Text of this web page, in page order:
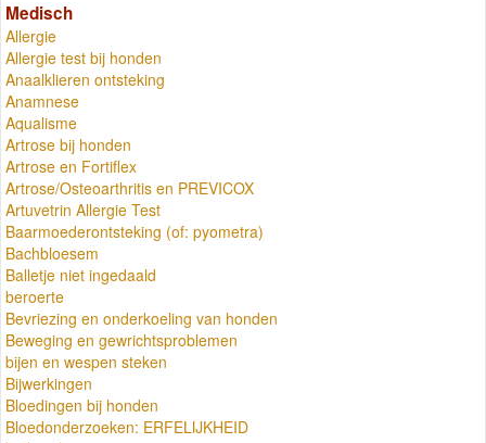
Medisch
Allergie
Allergie test bij honden
Anaalklieren ontsteking
Anamnese
Aqualisme
Artrose bij honden
Artrose en Fortiflex
Artrose/Osteoarthritis en PREVICOX
Artuvetrin Allergie Test
Baarmoederontsteking (of: pyometra)
Bachbloesem
Balletje niet ingedaald
beroerte
Bevriezing en onderkoeling van honden
Beweging en gewrichtsproblemen
bijen en wespen steken
Bijwerkingen
Bloedingen bij honden
Bloedonderzoeken: ERFELIJKHEID